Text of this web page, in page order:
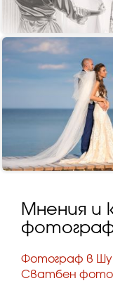
Мнения и
фотограф
Фотограф в
Сватбен